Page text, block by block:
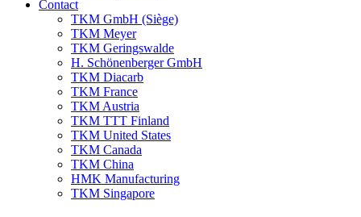
Contact
TKM GmbH (Siège)
TKM Meyer
TKM Geringswalde
H. Schönenberger GmbH
TKM Diacarb
TKM France
TKM Austria
TKM TTT Finland
TKM United States
TKM Canada
TKM China
HMK Manufacturing
TKM Singapore